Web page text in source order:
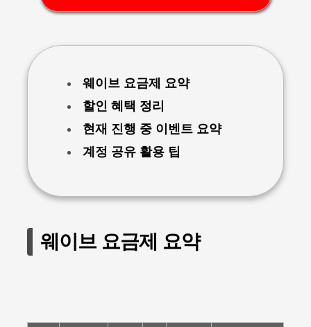
웨이브 요금제 요약
할인 혜택 정리
현재 진행 중 이벤트 요약
계정 공유 활용 팁
웨이브 요금제 요약